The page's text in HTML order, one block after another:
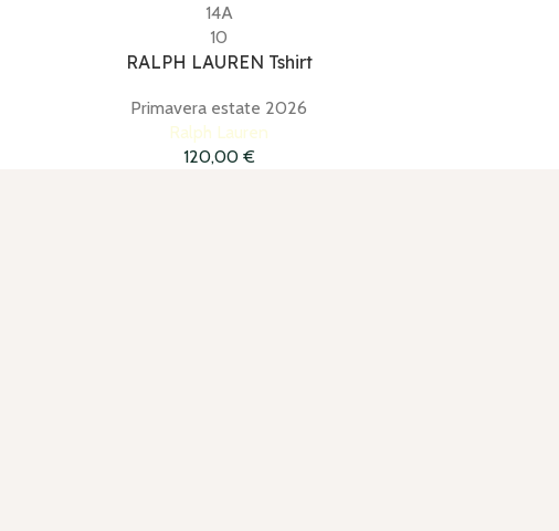
14A
10
RALPH LAUREN Tshirt
Primavera estate 2026
Ralph Lauren
120,00 €